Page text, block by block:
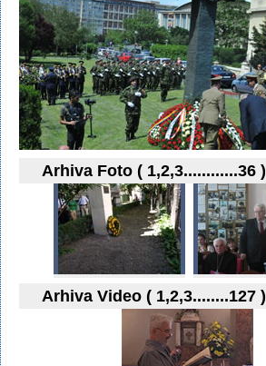
Arhiva Foto ( 1,2,3............36 )
Arhiva Video ( 1,2,3........127 )